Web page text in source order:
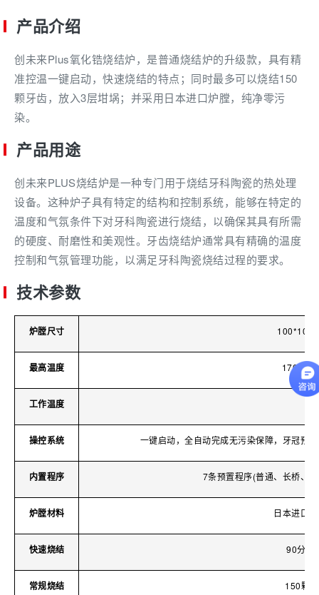
产品介绍
创未来Plus氧化锆烧结炉，是普通烧结炉的升级款，具有精
准控温一键启动，快速烧结的特点；同时最多可以烧结150
颗牙齿，放入3层坩埚；并采用日本进口炉膛，纯净零污
染。
产品用途
创未来PLUS烧结炉是一种专门用于烧结牙科陶瓷的热处理
设备。这种炉子具有特定的结构和控制系统，能够在特定的
温度和气氛条件下对牙科陶瓷进行烧结，以确保其具有所需
的硬度、耐磨性和美观性。牙齿烧结炉通常具有精确的温度
控制和气氛管理功能，以满足牙科陶瓷烧结过程的要求。
技术参数
炉膛尺寸
最高温度 1700℃
工作温度
操控系统 一键启动，全自动完成无污染保障，牙冠预
内置程序 7条预置程序(普通、长桥、
炉膛材料 日本进口
快速烧结 90分钟
常规烧结 150颗